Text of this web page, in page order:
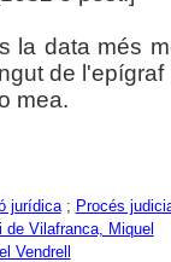
la data més
de
mea.
jurídica; Procés
de Vilafranca, Miquel
Vendrell